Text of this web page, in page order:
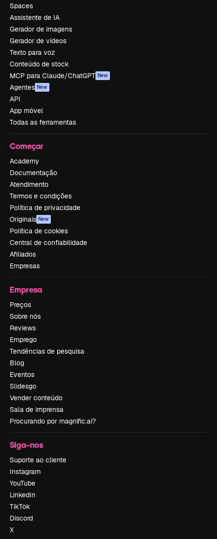
Spaces
Assistente de IA
Gerador de imagens
Gerador de vídeos
Texto para voz
Conteúdo de stock
MCP para Claude/ChatGPT New
Agentes New
API
App móvel
Todas as ferramentas
Começar
Academy
Documentação
Atendimento
Termos e condições
Política de privacidade
Originais New
Política de cookies
Central de confiabilidade
Afiliados
Empresas
Empresa
Preços
Sobre nós
Reviews
Emprego
Tendências de pesquisa
Blog
Eventos
Slidesgo
Vender conteúdo
Sala de imprensa
Procurando por magnific.ai?
Siga-nos
Suporte ao cliente
Instagram
YouTube
LinkedIn
TikTok
Discord
X